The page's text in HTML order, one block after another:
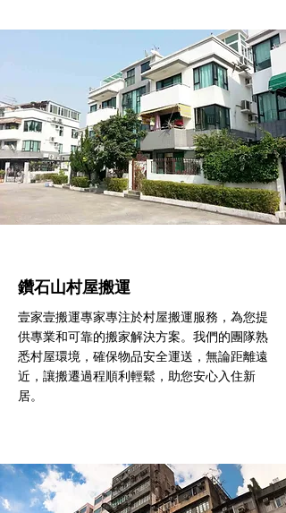
鑽石山村屋搬運
壹家壹搬運專家專注於村屋搬運服務，為您提
供專業和可靠的搬家解決方案。我們的團隊熟
悉村屋環境，確保物品安全運送，無論距離遠
近，讓搬遷過程順利輕鬆，助您安心入住新
居。